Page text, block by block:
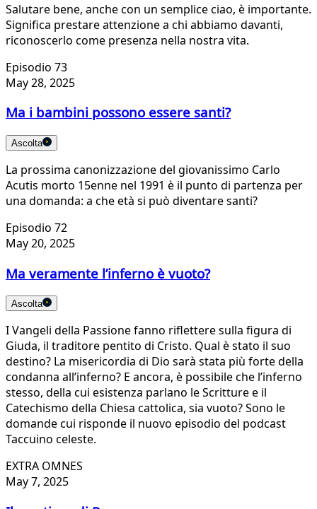
Salutare bene, anche con un semplice ciao, è importante.
Significa prestare attenzione a chi abbiamo davanti,
riconoscerlo come presenza nella nostra vita.
Episodio 73
May 28, 2025
Ma i bambini possono essere santi?
Ascolta
La prossima canonizzazione del giovanissimo Carlo
Acutis morto 15enne nel 1991 è il punto di partenza per
una domanda: a che età si può diventare santi?
Episodio 72
May 20, 2025
Ma veramente l’inferno è vuoto?
Ascolta
I Vangeli della Passione fanno riflettere sulla figura di
Giuda, il traditore pentito di Cristo. Qual è stato il suo
destino? La misericordia di Dio sarà stata più forte della
condanna all’inferno? E ancora, è possibile che l’inferno
stesso, della cui esistenza parlano le Scritture e il
Catechismo della Chiesa cattolica, sia vuoto? Sono le
domande cui risponde il nuovo episodio del podcast
Taccuino celeste.
EXTRA OMNES
May 7, 2025